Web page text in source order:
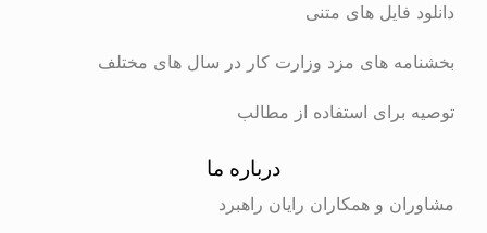
دانلود فایل های متنی
بخشنامه های مزد وزارت کار در سال های مختلف
توصیه برای استفاده از مطالب
درباره ما
مشاوران و همکاران رایان راهبرد